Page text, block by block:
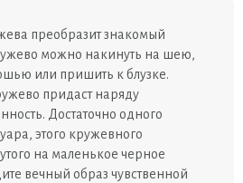
преобразит знакомый
можно накинуть на шею,
или пришить к блузке.
придаст наряду
Достаточно одного
этого кружевного
на маленькое черное
вечный образ чувственной